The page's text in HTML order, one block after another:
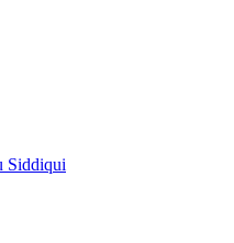
Siddiqui